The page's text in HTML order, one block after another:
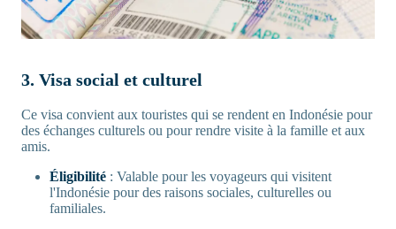
3. Visa social et culturel
Ce visa convient aux touristes qui se rendent en Indonésie pour
des échanges culturels ou pour rendre visite à la famille et aux
amis.
Éligibilité : Valable pour les voyageurs qui visitent
l'Indonésie pour des raisons sociales, culturelles ou
familiales.